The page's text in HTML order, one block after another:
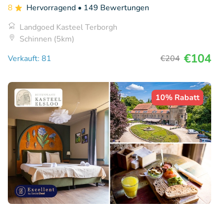
8 Hervorragend • 149 Bewertungen
Landgoed Kasteel Terborgh
Schinnen (5km)
Verkauft: 81
€204 €104
10% Rabatt